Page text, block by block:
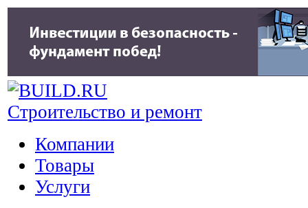
Строительство и ремонт
Компании
Товары
Услуги